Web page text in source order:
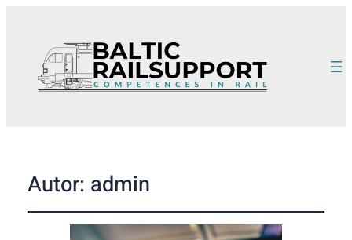
Autor: admin